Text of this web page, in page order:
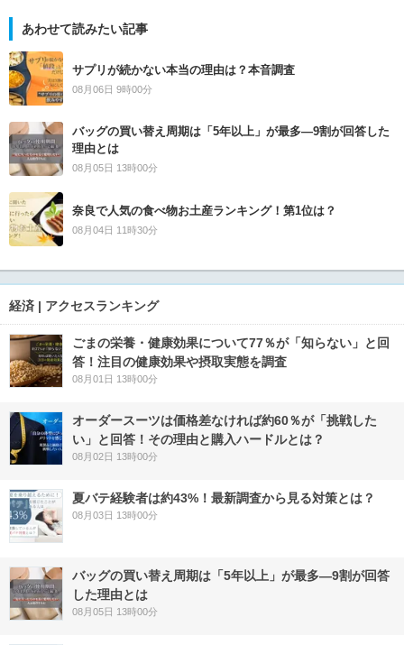
あわせて読みたい記事
サプリが続かない本当の理由は？本音調査
08月06日 9時00分
バッグの買い替え周期は「5年以上」が最多―9割が回答した
理由とは
08月05日 13時00分
奈良で人気の食べ物お土産ランキング！第1位は？
08月04日 11時30分
経済 | アクセスランキング
ごまの栄養・健康効果について77％が「知らない」と回
答！注目の健康効果や摂取実態を調査
08月01日 13時00分
オーダースーツは価格差なければ約60％が「挑戦した
い」と回答！その理由と購入ハードルとは？
08月02日 13時00分
夏バテ経験者は約43%！最新調査から見る対策とは？
08月03日 13時00分
バッグの買い替え周期は「5年以上」が最多―9割が回答
した理由とは
08月05日 13時00分